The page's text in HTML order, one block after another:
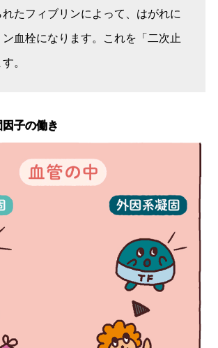
たフィブリンによって、はがれに
ン血栓になります。これを「二次止
。
因子の働き